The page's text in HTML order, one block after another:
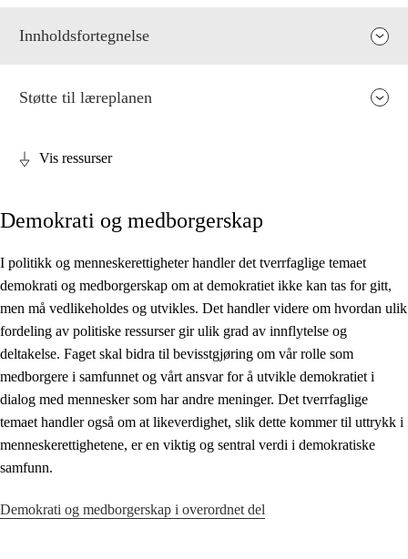
Innholdsfortegnelse
Kjerneelementer
Tverrfaglige temaer
Grunnleggende ferdigheter
Støtte til læreplanen
Vis ressurser
Demokrati og medborgerskap
I politikk og menneskerettigheter handler det tverrfaglige temaet
demokrati og medborgerskap om at demokratiet ikke kan tas for gitt,
men må vedlikeholdes og utvikles. Det handler videre om hvordan ulik
fordeling av politiske ressurser gir ulik grad av innflytelse og
deltakelse. Faget skal bidra til bevisstgjøring om vår rolle som
medborgere i samfunnet og vårt ansvar for å utvikle demokratiet i
dialog med mennesker som har andre meninger. Det tverrfaglige
temaet handler også om at likeverdighet, slik dette kommer til uttrykk i
menneskerettighetene, er en viktig og sentral verdi i demokratiske
samfunn.
Demokrati og medborgerskap i overordnet del